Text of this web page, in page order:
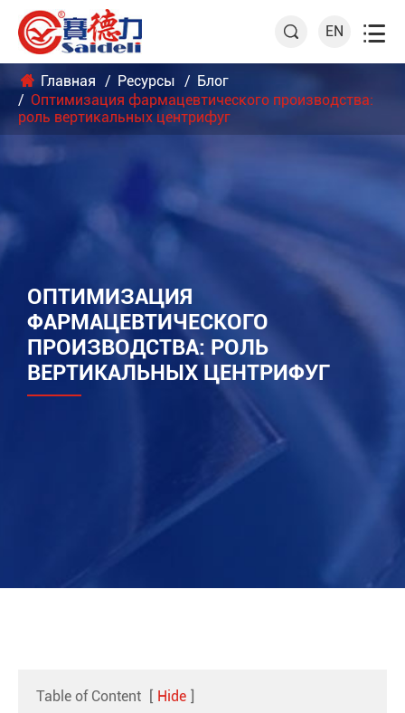
 EN 
Главная Ресурсы
Блог
Оптимизация фармацевтического производства:
роль вертикальных центрифуг
ОПТИМИЗАЦИЯ
ФАРМАЦЕВТИЧЕСКОГО
ПРОИЗВОДСТВА: РОЛЬ
ВЕРТИКАЛЬНЫХ ЦЕНТРИФУГ
Table of Content [ Hide ]